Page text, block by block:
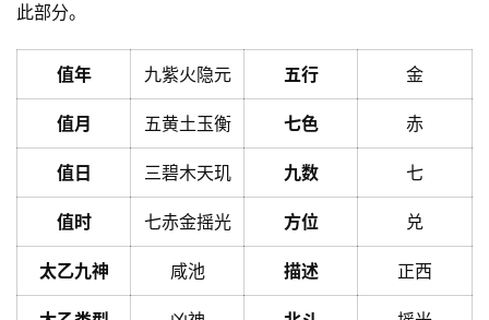
此部分。
值年 九紫火隐元 五行 金
值月 五黄土玉衡 七色 赤
值日 三碧木天玑 九数 七
值时 七赤金摇光 方位 兑
太乙九神 咸池 描述 正西